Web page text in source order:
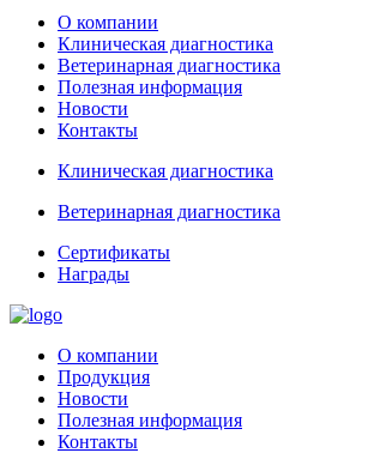
О компании
Клиническая диагностика
Ветеринарная диагностика
Полезная информация
Новости
Контакты
Клиническая диагностика
Ветеринарная диагностика
Сертификаты
Награды
О компании
Продукция
Новости
Полезная информация
Контакты